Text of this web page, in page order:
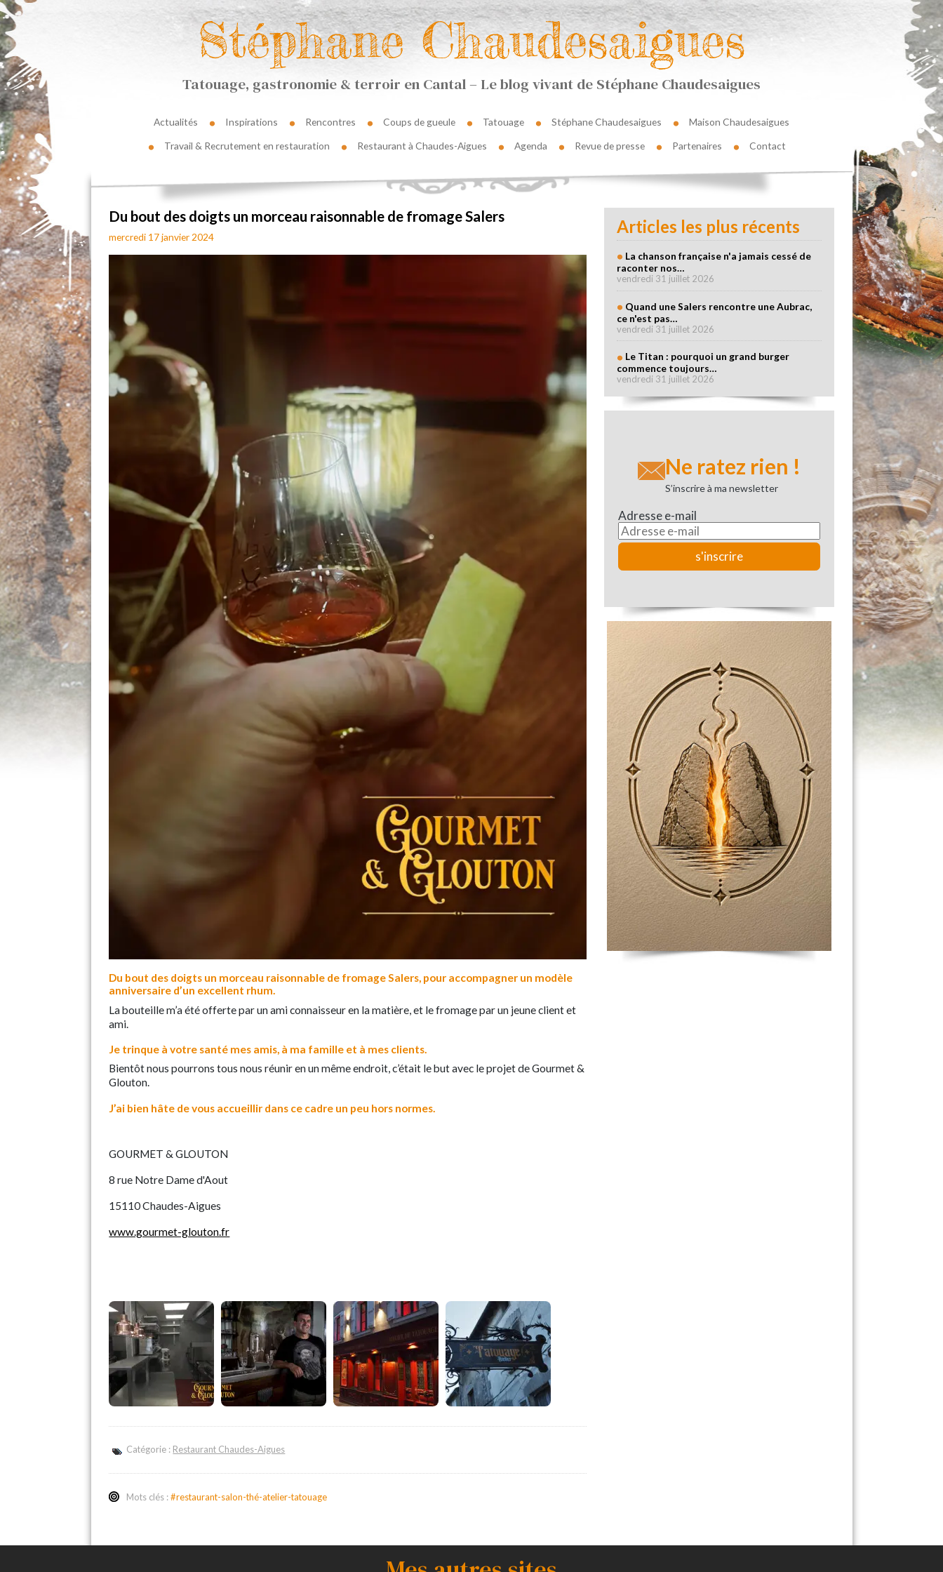
Stéphane Chaudesaigues
Tatouage, gastronomie & terroir en Cantal – Le blog vivant de Stéphane Chaudesaigues
Actualités Inspirations Rencontres Coups de gueule Tatouage Stéphane Chaudesaigues
Maison Chaudesaigues
Travail & Recrutement en restauration
Restaurant à Chaudes-Aigues Agenda Revue de presse Partenaires Contact
Du bout des doigts un morceau raisonnable de fromage Salers
mercredi 17 janvier 2024
Du bout des doigts un morceau raisonnable de fromage Salers, pour accompagner un modèle
anniversaire d’un excellent rhum.
La bouteille m’a été offerte par un ami connaisseur en la matière, et le fromage par un jeune client et
ami.
Je trinque à votre santé mes amis, à ma famille et à mes clients.
Bientôt nous pourrons tous nous réunir en un même endroit, c’était le but avec le projet de Gourmet &
Glouton.
J’ai bien hâte de vous accueillir dans ce cadre un peu hors normes.
GOURMET & GLOUTON
8 rue Notre Dame d'Aout
15110 Chaudes-Aigues
www.gourmet-glouton.fr
Catégorie : Restaurant Chaudes-Aigues
Mots clés : #restaurant-salon-thé-atelier-tatouage
Articles les plus récents
La chanson française n'a jamais cessé de
raconter nos…
vendredi 31 juillet 2026
Quand une Salers rencontre une Aubrac,
ce n'est pas…
vendredi 31 juillet 2026
Le Titan : pourquoi un grand burger
commence toujours…
vendredi 31 juillet 2026
Ne ratez rien !
S’inscrire à ma newsletter
Adresse e-mail